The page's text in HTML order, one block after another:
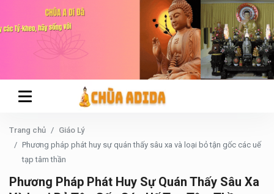
Trang chủ
Giáo Lý
Phương pháp phát huy sự quán thấy sâu xa và loại bỏ tận gốc các uế
tạp tâm thần
Phương Pháp Phát Huy Sự Quán Thấy Sâu Xa